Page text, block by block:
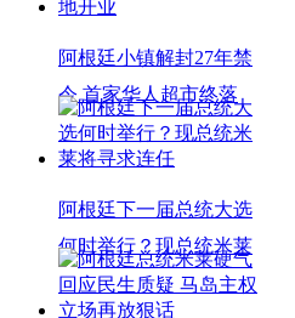
阿根廷小镇解封27年禁
令 首家华人超市终落
阿根廷下一届总统大选
何时举行？现总统米莱